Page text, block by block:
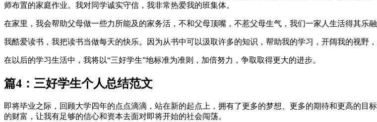
师布置的家庭作业。我对同学诚实守信，我非常热爱我的班集体。
在家里，我会帮助父母做一些力所能及的家务活，不和父母顶嘴，不惹父母生气，我们一家人生活得其乐融
我酷爱读书，我把读书当做每天的快乐。因为从书中可以汲取许多的知识，帮助我的学习，开阔我的视野，
在以后的学习生活中，我将以“三好学生”地标准为准则，加倍努力，争取取得更大的进步。
篇4：三好学生个人总结范文
即将毕业之际，回顾大学四年的点点滴滴，站在新的起点上，拥有了更多的梦想、更多的期待和更高的
的财富，让我有足够的信心和资本去面对即将开始的社会闯荡。